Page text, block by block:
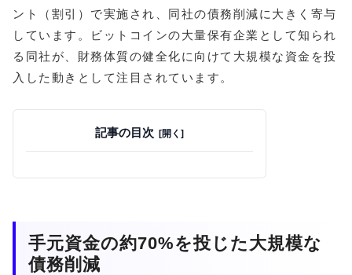
ント（割引）で実施され、同社の債務削減に大きく寄与
しています。ビットコインの大量保有企業として知られ
る同社が、財務体質の健全化に向けて大規模な資金を投
入した動きとして注目されています。
記事の目次
手元資金の約70%を投じた大規模な
債務削減